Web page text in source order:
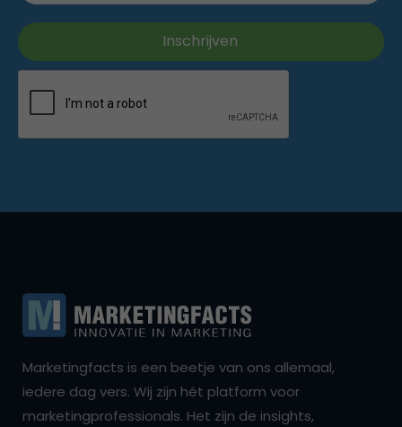
Marketingfacts is een beetje van ons allemaal,
iedere dag vers. Wij zijn hét platform voor
marketingprofessionals. Het zijn de insights,